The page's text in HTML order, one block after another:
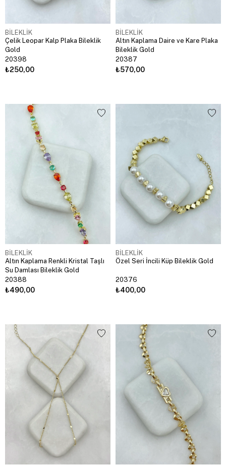
BİLEKLİK
Çelik Leopar Kalp Plaka Bileklik
Gold
20398
₺250,00
BİLEKLİK
Altın Kaplama Daire ve Kare Plaka
Bileklik Gold
20387
₺570,00
BİLEKLİK
Altın Kaplama Renkli Kristal Taşlı
Su Damlası Bileklik Gold
20388
₺490,00
BİLEKLİK
Özel Seri İncili Küp Bileklik Gold
20376
₺400,00